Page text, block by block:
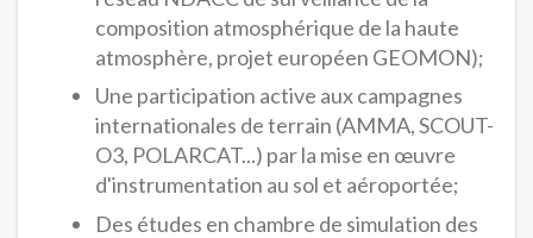
composition atmosphérique de la haute
atmosphère, projet européen GEOMON);
Une participation active aux campagnes
internationales de terrain (AMMA, SCOUT-
O3, POLARCAT...) par la mise en œuvre
d'instrumentation au sol et aéroportée;
Des études en chambre de simulation des